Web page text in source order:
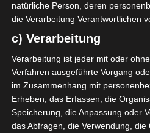
D K. Elloumi
Étoile Olympique
D Karim
natürliche Person, deren
die Verarbeitung Verantwortlichen
c) Verarbeitung
Verarbeitung ist jeder mit oder
Verfahren ausgeführte Vorgang
im Zusammenhang mit
Erheben, das Erfassen, die
Speicherung, die Anpassung oder
das Abfragen, die Verwendung, die